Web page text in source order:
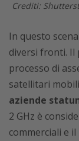
Crediti:
In questo
diversi fronti. Il
processo di
satellitari
aziende
2 GHz è
commerciali e